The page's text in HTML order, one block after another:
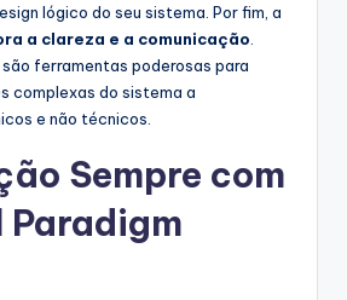
lógico do seu sistema. Por fim, a
a clareza e a comunicação
ferramentas poderosas para
complexas do sistema a
e não técnicos.
Sempre com
Paradigm